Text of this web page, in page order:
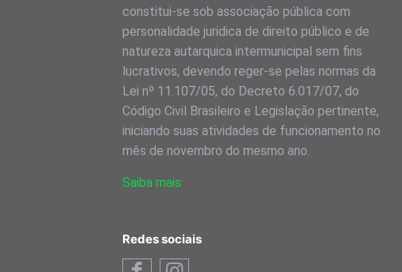
constitui-se sob associação pública com
personalidade juridica de direito público e de
natureza autarquica intermunicipal sem fins
lucrativos, devendo reger-se pelas normas da
Lei nº 11.107/05, do Decreto 6.017/07, do
Código Civil Brasileiro e Legislação pertinente,
iniciando suas atividades de funcionamento no
mês de novembro do mesmo ano.
Saiba mais
Redes sociais